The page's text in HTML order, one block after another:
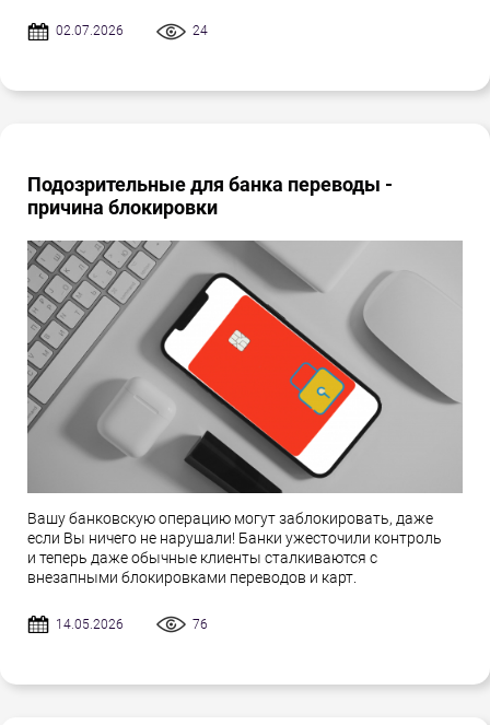
02.07.2026 24
Подозрительные для банка переводы -
причина блокировки
Вашу банковскую операцию могут заблокировать, даже
если Вы ничего не нарушали! Банки ужесточили контроль
и теперь даже обычные клиенты сталкиваются с
внезапными блокировками переводов и карт.
14.05.2026 76